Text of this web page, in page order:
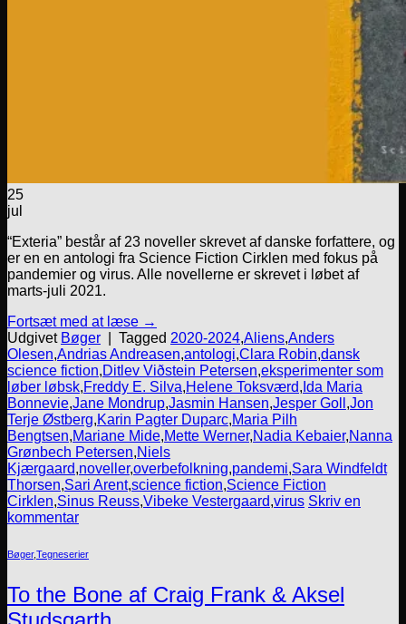
25
jul
“Exteria” består af 23 noveller skrevet af danske forfattere, og
er en en antologi fra Science Fiction Cirklen med fokus på
pandemier og virus. Alle novellerne er skrevet i løbet af
marts-juli 2021.
Fortsæt med at læse →
Udgivet Bøger Tagged 2020-2024,Aliens,Anders
Olesen,Andrias Andreasen,antologi,Clara Robin,dansk
science fiction,Ditlev Viðstein Petersen,eksperimenter som
løber løbsk,Freddy E. Silva,Helene Toksværd, Ida Maria
Bonnevie,Jane Mondrup,Jasmin Hansen,Jesper Goll ,Jon
Terje Østberg,Karin Pagter Duparc,Maria Pilh
Bengtsen,Mariane Mide,Mette Werner,Nadia Kebaier,Nanna
Grønbech Petersen,Niels
Kjærgaard,noveller,overbefolkning,pandemi,Sara Windfeldt
Thorsen,Sari Arent,science fiction,Science Fiction
Cirklen,Sinus Reuss,Vibeke Vestergaard,virus Skriv en
kommentar
Bøger,Tegneserier
To the Bone af Craig Frank & Aksel